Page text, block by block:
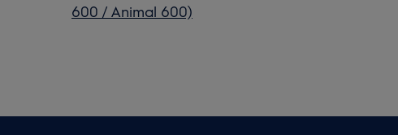
600 / Animal 600)